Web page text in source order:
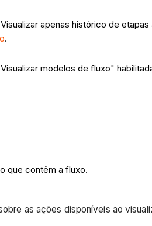
apenas histórico de
.
modelos de fluxo"
que contêm a fluxo.
as ações disponíveis ao